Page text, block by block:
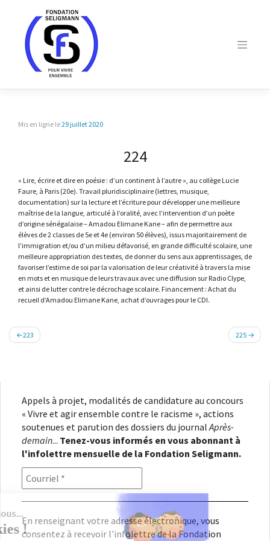
Mis en ligne le29 juillet 2020
224
« Lire, écrire et dire en poésie : d’un continent à l’autre », au collège Lucie
Faure, à Paris (20e). Travail pluridisciplinaire (lettres, musique,
documentation) sur la lecture et l’écriture pour développer une meilleure
maîtrise de la langue, articulé à l’oralité, avec l’intervention d’un poète
d’origine sénégalaise – Amadou Elimane Kane – afin de permettre aux
élèves de 2 classes de 5e et 4e (environ 50 élèves), issus majoritairement de
l’immigration et/ou d’un milieu défavorisé, en grande difficulté scolaire, une
meilleure appropriation des textes, de donner du sens aux apprentissages, de
favoriser l’estime de soi par la valorisation de leur créativité à travers la mise
en mots et en musique de leurs travaux avec une diffusion sur Radio Clype,
et ainsi de lutter contre le décrochage scolaire. Financement : Achat du
recueil d’Amadou Elimane Kane, achat d’ouvrages pour le CDI.
Navigation
de
223 225
Appels à projet, modalités de candidature au concours
« Vivre et agir ensemble contre le racisme », actions
soutenues et parution des dossiers du journalAprès-
demain... Tenez-vous informés en vous abonnant à
l'infolettre mensuelle de la Fondation Seligmann.
En renseignant votre adresse électronique, vous
consentez à recevoir l'infolettre de la Fondation